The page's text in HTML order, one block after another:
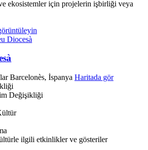
Barcelonès, İspanya Haritada gör